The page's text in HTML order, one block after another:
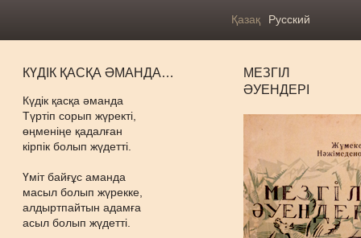
Қазақ Русский
КҮДІК ҚАСҚА ӘМАНДА…
Күдік қасқа әманда
Түртіп сорып жүректі,
өңменіңе қадалған
кірпік болып жүдетті.
Үміт байғұс аманда
масыл болып жүрекке,
алдыртпайтын адамға
асыл болып жүдетті.
МЕЗГІЛ
ӘУЕНДЕРІ